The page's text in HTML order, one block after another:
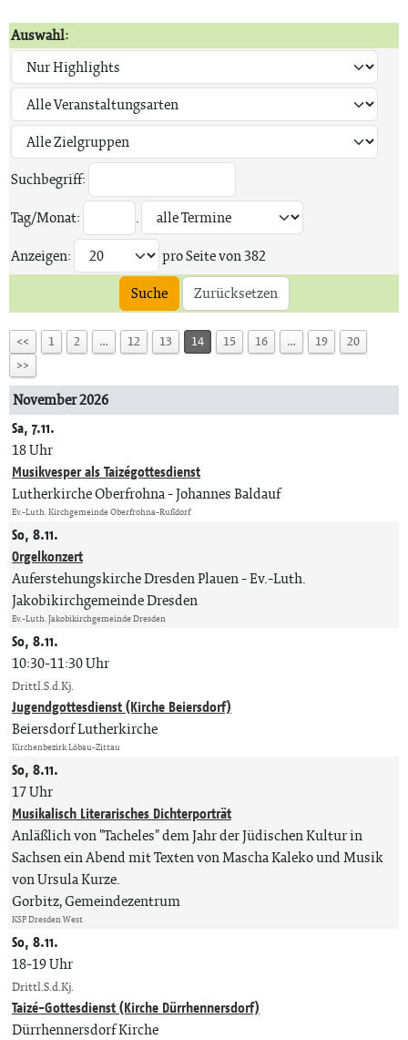
Auswahl:
Suchbegriff:
Tag/Monat:
.
Anzeigen:
pro Seite von382
Suche
Zurücksetzen
<< 1 2 … 12 13 14 15 16 … 19
20
>>
November 2026
Sa, 7.11.
18 Uhr
Musikvesper als Taizégottesdienst
Lutherkirche Oberfrohna Johannes Baldauf
Ev.-Luth. Kirchgemeinde Oberfrohna-Rußdorf
So, 8.11.
Orgelkonzert
Auferstehungskirche Dresden Plauen Ev.-Luth.
Jakobikirchgemeinde Dresden
Ev.-Luth. Jakobikirchgemeinde Dresden
So, 8.11.
10:30-11:30 Uhr
Drittl.S.d.Kj.
Jugendgottesdienst (Kirche Beiersdorf)
Beiersdorf Lutherkirche
Kirchenbezirk Löbau-Zittau
So, 8.11.
17 Uhr
Musikalisch Literarisches Dichterporträt
Anläßlich von "Tacheles" dem Jahr der Jüdischen Kultur in
Sachsen ein Abend mit Texten von Mascha Kaleko und Musik
von Ursula Kurze.
Gorbitz, Gemeindezentrum
KSP Dresden West
So, 8.11.
18-19 Uhr
Drittl.S.d.Kj.
Taizé-Gottesdienst (Kirche Dürrhennersdorf)
Dürrhennersdorf Kirche